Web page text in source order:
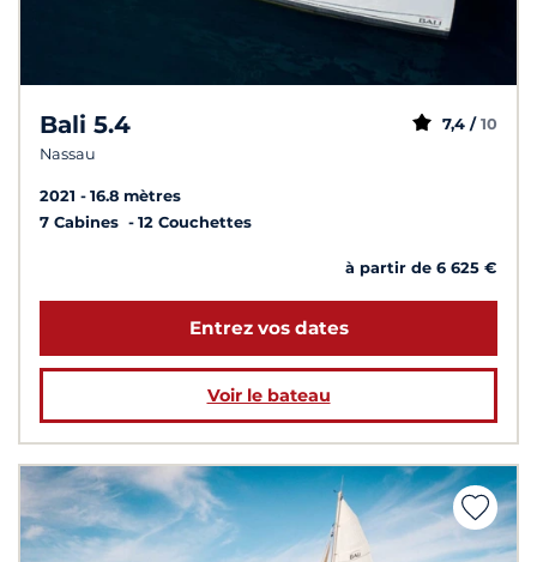
Bali 5.4
Nassau
7,4 / 10
2021
16.8 mètres
7 Cabines
12 Couchettes
à partir de 6 625 €
Entrez vos dates
Voir le bateau